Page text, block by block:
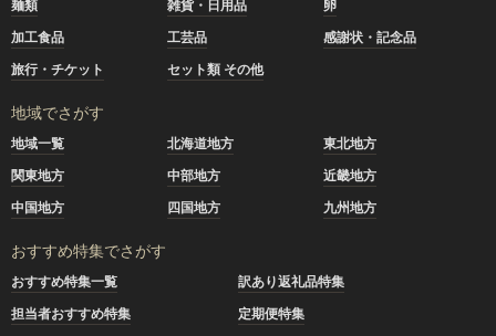
麺類
雑貨・日用品
卵
加工食品
工芸品
感謝状・記念品
旅行・チケット
セット類 その他
地域でさがす
地域一覧 北海道地方
東北地方
関東地方
中部地方
近畿地方
中国地方
四国地方 九州地方
おすすめ特集でさがす
おすすめ特集一覧
訳あり返礼品特集
担当者おすすめ特集
定期便特集